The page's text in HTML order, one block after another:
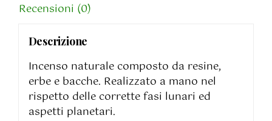
Recensioni (0)
Descrizione
Incenso naturale composto da resine,
erbe e bacche. Realizzato a mano nel
rispetto delle corrette fasi lunari ed
aspetti planetari.